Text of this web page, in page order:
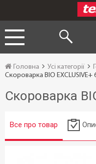
Головна Усі категорії
Скороварка BIO EXCLUSIVE+
Скороварка
Все про товар